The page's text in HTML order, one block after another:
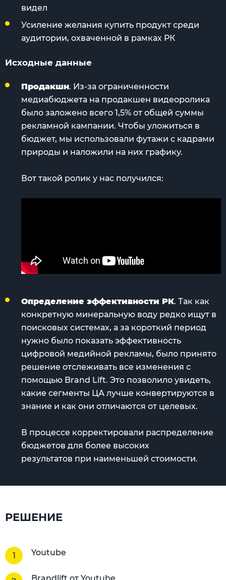
видел
Усиление желания купить продукт среди
аудитории, охваченной в рамках РК
Исходные данные
Продакшн. Из-за ограниченности
медиабюджета на продакшен видеоролика
было заложено всего 1,5% от общей суммы
рекламной кампании. Чтобы уложиться в
бюджет, мы использовали футажи с кадрами
природы и наложили на них графику.
Вот такой ролик у нас получился:
Определение эффективности РК. Так как
конкретную минеральную воду редко ищут в
поисковых системах, а за короткий период
нужно было показать эффективность
цифровой медийной рекламы, было принято
решение отслеживать все изменения с
помощью Brand Lift. Это позволило увидеть,
какие сегменты ЦА лучше конвертируются в
знание и как они отличаются от целевых.
В процессе корректировали распределение
бюджетов для более высоких
результатов при наименьшей стоимости.
РЕШЕНИЕ
Youtube